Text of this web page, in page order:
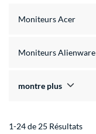
Moniteurs Acer
Moniteurs Alienware
montre plus
1-24 de 25 Résultats